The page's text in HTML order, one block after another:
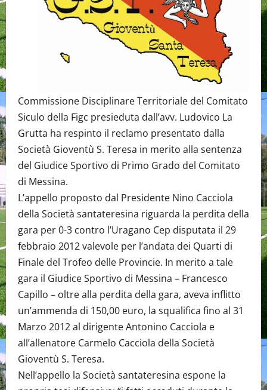
Commissione Disciplinare Territoriale del Comitato
Siculo della Figc presieduta dall’avv. Ludovico La
Grutta ha respinto il reclamo presentato dalla
Società Gioventù S. Teresa in merito alla sentenza
del Giudice Sportivo di Primo Grado del Comitato
di Messina.
L’appello proposto dal Presidente Nino Cacciola
della Società santateresina riguarda la perdita della
gara per 0-3 contro l’Uragano Cep disputata il 29
febbraio 2012 valevole per l’andata dei Quarti di
Finale del Trofeo delle Provincie. In merito a tale
gara il Giudice Sportivo di Messina – Francesco
Capillo – oltre alla perdita della gara, aveva inflitto
un’ammenda di 150,00 euro, la squalifica fino al 31
Marzo 2012 al dirigente Antonino Cacciola e
all’allenatore Carmelo Cacciola della Società
Gioventù S. Teresa.
Nell’appello la Società santateresina espone la